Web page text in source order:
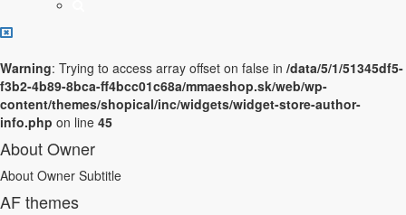
Warning: Trying to access array offset on false in /data/5/1/51345df5-
f3b2-4b89-8bca-ff4bcc01c68a/mmaeshop.sk/web/wp-
content/themes/shopical/inc/widgets/widget-store-author-
info.php on line 45
About Owner
About Owner Subtitle
AF themes